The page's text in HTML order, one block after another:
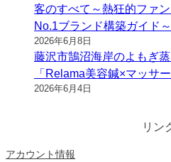
客のすべて～熱狂的ファ
No.1ブランド構築ガイド～
2026年6月8日
藤沢市鵠沼海岸のよもぎ
「Relama美容鍼×マッサー
2026年6月4日
リン
アカウント情報